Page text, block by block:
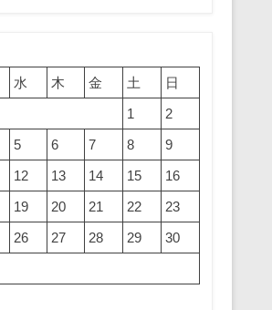
水 木 金 土
日
1
2
5 6 7 8
9
12 13 14 15
16
19 20 21 22
23
26 27 28 29
30